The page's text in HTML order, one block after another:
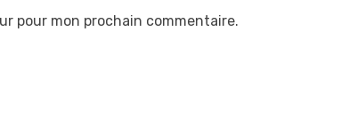
pour mon prochain commentaire.